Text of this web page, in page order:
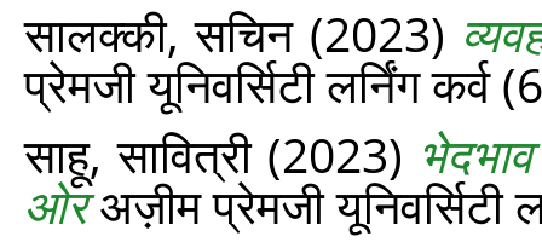
सालक्की, सचिन(2023)
प्रेमजी यूनिवर्सिटी लर्निंग
साहू, सावित्री(2023)
ओरअज़ीम प्रेमजी यूनिवर्सिटी